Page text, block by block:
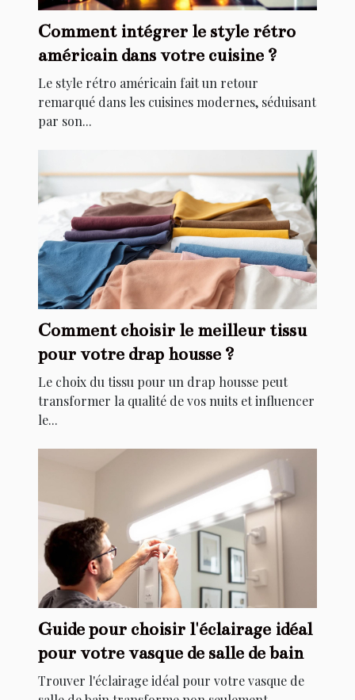
Comment intégrer le style rétro
américain dans votre cuisine ?
Le style rétro américain fait un retour
remarqué dans les cuisines modernes, séduisant
par son...
Comment choisir le meilleur tissu
pour votre drap housse ?
Le choix du tissu pour un drap housse peut
transformer la qualité de vos nuits et influencer
le...
Guide pour choisir l'éclairage idéal
pour votre vasque de salle de bain
Trouver l'éclairage idéal pour votre vasque de